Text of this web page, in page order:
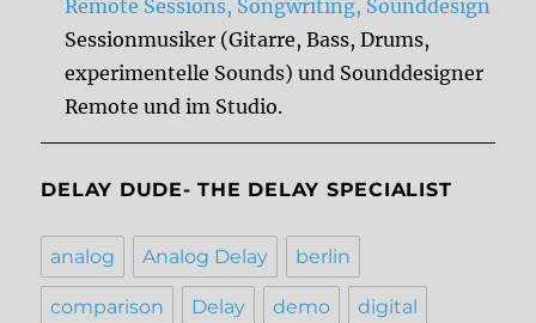
Remote Sessions, Songwriting, Sounddesign
Sessionmusiker (Gitarre, Bass, Drums,
experimentelle Sounds) und Sounddesigner
Remote und im Studio.
DELAY DUDE- THE DELAY SPECIALIST
analog Analog Delay berlin
comparison Delay demo digital